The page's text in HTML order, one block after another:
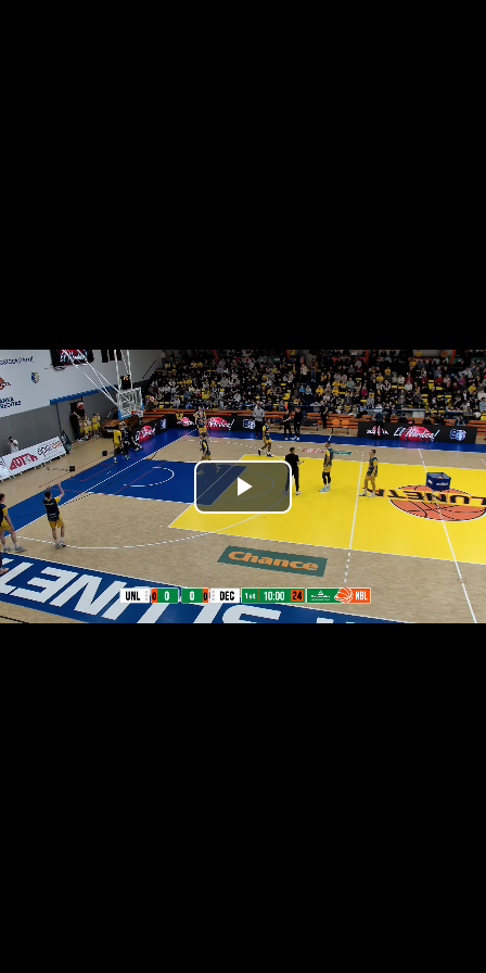
Přehrát
video